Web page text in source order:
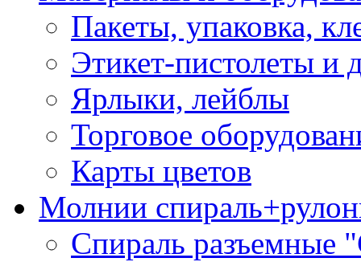
Пакеты, упаковка,
Этикет-пистолеты и
Ярлыки, лейблы
Торговое
Карты цветов
Молнии
Спираль разъемные